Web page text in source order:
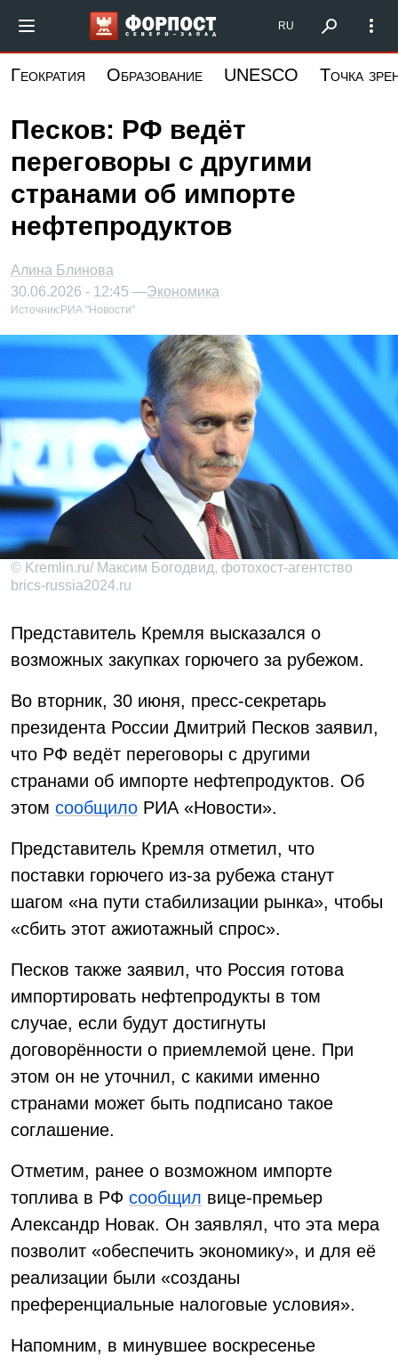
основному
Форпост Северо-Запад
RU
Геократия Образование UNESCO Точка
Песков: РФ ведёт
переговоры с другими
странами об импорте
нефтепродуктов
Алина Блинова
30.06.2026 - 12:45 —Экономика
Источник: РИА "Новости"
© Kremlin.ru/ Максим Богодвид, фотохост-агентство
brics-russia2024.ru
Представитель Кремля высказался о
возможных закупках горючего за рубежом.
Во вторник, 30 июня, пресс-секретарь
президента России Дмитрий Песков заявил,
что РФ ведёт переговоры с другими
странами об импорте нефтепродуктов. Об
этом сообщило РИА «Новости».
Представитель Кремля отметил, что
поставки горючего из-за рубежа станут
шагом «на пути стабилизации рынка», чтобы
«сбить этот ажиотажный спрос».
Песков также заявил, что Россия готова
импортировать нефтепродукты в том
случае, если будут достигнуты
договорённости о приемлемой цене. При
этом он не уточнил, с какими именно
странами может быть подписано такое
соглашение.
Отметим, ранее о возможном импорте
топлива в РФ сообщил вице-премьер
Александр Новак. Он заявлял, что эта мера
позволит «обеспечить экономику», и для её
реализации были «созданы
преференциальные налоговые условия».
Напомним, в минувшее воскресенье